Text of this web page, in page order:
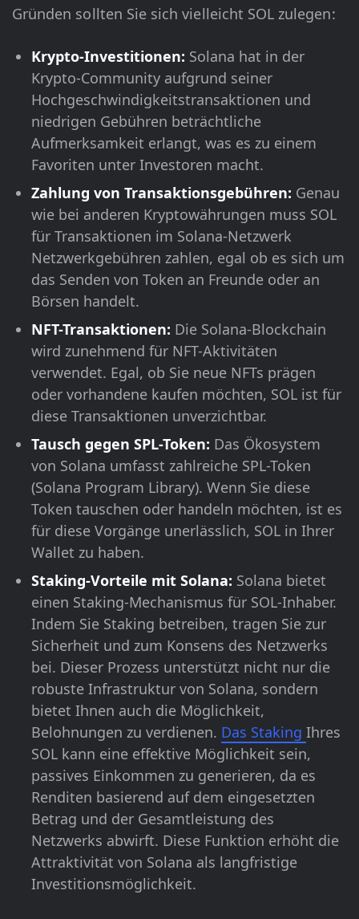
Gründen sollten Sie sich vielleicht SOL zulegen:
Krypto-Investitionen: Solana hat in der
Krypto-Community aufgrund seiner
Hochgeschwindigkeitstransaktionen und
niedrigen Gebühren beträchtliche
Aufmerksamkeit erlangt, was es zu einem
Favoriten unter Investoren macht.
Zahlung von Transaktionsgebühren: Genau
wie bei anderen Kryptowährungen muss SOL
für Transaktionen im Solana-Netzwerk
Netzwerkgebühren zahlen, egal ob es sich um
das Senden von Token an Freunde oder an
Börsen handelt.
NFT-Transaktionen: Die Solana-Blockchain
wird zunehmend für NFT-Aktivitäten
verwendet. Egal, ob Sie neue NFTs prägen
oder vorhandene kaufen möchten, SOL ist für
diese Transaktionen unverzichtbar.
Tausch gegen SPL-Token: Das Ökosystem
von Solana umfasst zahlreiche SPL-Token
(Solana Program Library). Wenn Sie diese
Token tauschen oder handeln möchten, ist es
für diese Vorgänge unerlässlich, SOL in Ihrer
Wallet zu haben.
Staking-Vorteile mit Solana: Solana bietet
einen Staking-Mechanismus für SOL-Inhaber.
Indem Sie Staking betreiben, tragen Sie zur
Sicherheit und zum Konsens des Netzwerks
bei. Dieser Prozess unterstützt nicht nur die
robuste Infrastruktur von Solana, sondern
bietet Ihnen auch die Möglichkeit,
Belohnungen zu verdienen. Das Staking Ihres
SOL kann eine effektive Möglichkeit sein,
passives Einkommen zu generieren, da es
Renditen basierend auf dem eingesetzten
Betrag und der Gesamtleistung des
Netzwerks abwirft. Diese Funktion erhöht die
Attraktivität von Solana als langfristige
Investitionsmöglichkeit.